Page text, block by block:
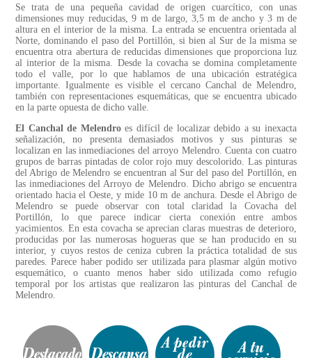
Se trata de una pequeña cavidad de origen cuarcítico, con unas
dimensiones muy reducidas, 9 m de largo, 3,5 m de ancho y 3 m de
altura en el interior de la misma. La entrada se encuentra orientada al
Norte, dominando el paso del Portillón, si bien al Sur de la misma se
encuentra otra abertura de reducidas dimensiones que proporciona luz
al interior de la misma. Desde la covacha se domina completamente
todo el valle, por lo que hablamos de una ubicación estratégica
importante. Igualmente es visible el cercano Canchal de Melendro,
también con representaciones esquemáticas, que se encuentra ubicado
en la parte opuesta de dicho valle.
El Canchal de Melendroes difícil de localizar debido a su inexacta
señalización, no presenta demasiados motivos y sus pinturas se
localizan en las inmediaciones del arroyo Melendro. Cuenta con cuatro
grupos de barras pintadas de color rojo muy descolorido. Las pinturas
del Abrigo de Melendro se encuentran al Sur del paso del Portillón, en
las inmediaciones del Arroyo de Melendro. Dicho abrigo se encuentra
orientado hacia el Oeste, y mide 10 m de anchura. Desde el Abrigo de
Melendro se puede observar con total claridad la Covacha del
Portillón, lo que parece indicar cierta conexión entre ambos
yacimientos. En esta covacha se aprecian claras muestras de deterioro,
producidas por las numerosas hogueras que se han producido en su
interior, y cuyos restos de ceniza cubren la práctica totalidad de sus
paredes. Parece haber podido ser utilizada para plasmar algún motivo
esquemático, o cuanto menos haber sido utilizada como refugio
temporal por los artistas que realizaron las pinturas del Canchal de
Melendro.